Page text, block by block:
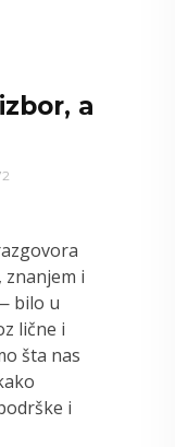
a
znanjem i
bilo u
lične i
šta nas
i